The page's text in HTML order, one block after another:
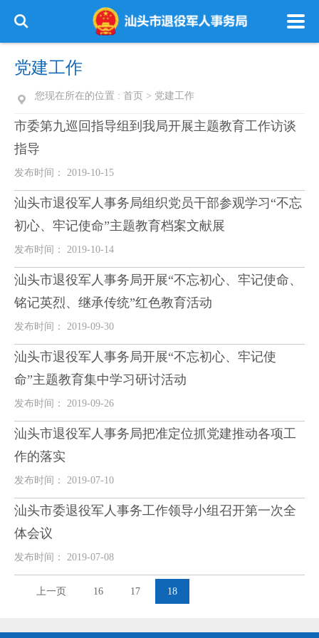
党建工作
您现在所在的位置 : 首页 > 党建工作
市委第九巡回指导组到我局开展主题教育工作访谈
指导
发布时间： 2019-10-15
汕头市退役军人事务局组织党员干部参观学习“不忘
初心、牢记使命”主题教育档案文献展
发布时间： 2019-10-14
汕头市退役军人事务局开展“不忘初心、牢记使命、
铭记英烈、继承传统”红色教育活动
发布时间： 2019-09-30
汕头市退役军人事务局开展“不忘初心、牢记使
命”主题教育集中学习研讨活动
发布时间： 2019-09-26
汕头市退役军人事务局把准定位抓党建推动各项工
作的落实
发布时间： 2019-07-10
汕头市委退役军人事务工作领导小组召开第一次全
体会议
发布时间： 2019-07-08
上一页 16 17 18